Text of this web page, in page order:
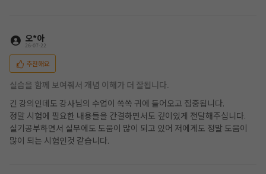
오*아
26-07-22
추천해요
실습을 함께 보여줘서 개념 이해가 더 잘됩니다.
긴 강의인데도 강사님의 수업이 쏙쏙 귀에 들어오고 집중됩니다.
정말 시험에 필요한 내용들을 간결하면서도 깊이있게 전달해주십니다.
실기공부하면서 실무에도 도움이 많이 되고 있어 저에게도 정말 도움이
많이 되는 시험인것 같습니다.